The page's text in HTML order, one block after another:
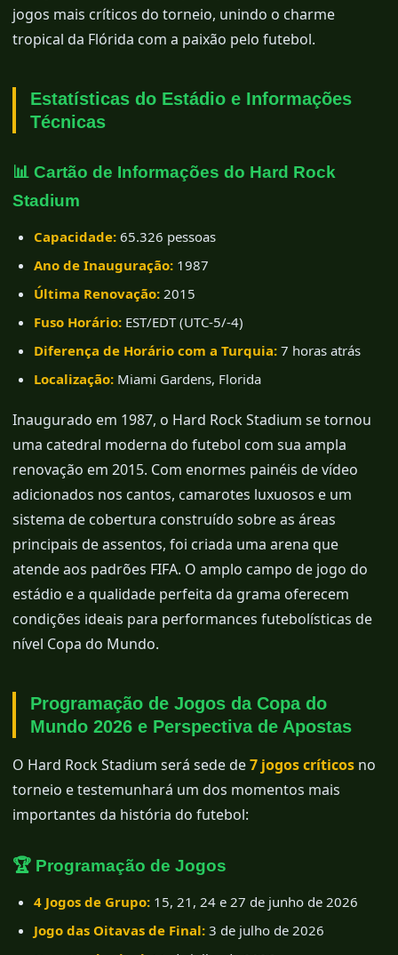
jogos mais críticos do torneio, unindo o charme
tropical da Flórida com a paixão pelo futebol.
Estatísticas do Estádio e Informações
Técnicas
📊 Cartão de Informações do Hard Rock
Stadium
Capacidade: 65.326 pessoas
Ano de Inauguração: 1987
Última Renovação: 2015
Fuso Horário: EST/EDT (UTC-5/-4)
Diferença de Horário com a Turquia: 7 horas atrás
Localização: Miami Gardens, Florida
Inaugurado em 1987, o Hard Rock Stadium se tornou
uma catedral moderna do futebol com sua ampla
renovação em 2015. Com enormes painéis de vídeo
adicionados nos cantos, camarotes luxuosos e um
sistema de cobertura construído sobre as áreas
principais de assentos, foi criada uma arena que
atende aos padrões FIFA. O amplo campo de jogo do
estádio e a qualidade perfeita da grama oferecem
condições ideais para performances futebolísticas de
nível Copa do Mundo.
Programação de Jogos da Copa do
Mundo 2026 e Perspectiva de Apostas
O Hard Rock Stadium será sede de7 jogos críticos no
torneio e testemunhará um dos momentos mais
importantes da história do futebol:
🏆 Programação de Jogos
4 Jogos de Grupo: 15, 21, 24 e 27 de junho de 2026
Jogo das Oitavas de Final: 3 de julho de 2026